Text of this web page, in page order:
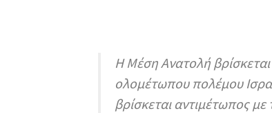
Η Μέση Ανατολή
ολομέτωπου πολέμου
βρίσκεται αντιμέτωπος